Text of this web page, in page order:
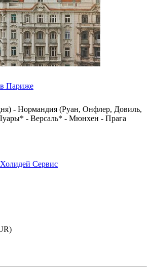
Париже
- Нормандия (Руан, Онфлер, Довиль,
- Версаль* - Мюнхен - Прага
Сервис